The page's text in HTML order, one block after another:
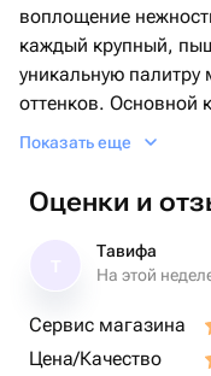
воплощение
каждый крупный,
уникальную
оттенков. Основной
кости деликатно
лепестков,
напоминающего
Эти розы, с их
сладковатым
безмятежность, что
для выражения
Показать еще
Оценки и
Тавифа
На этой
Сервис магазина
Цена/Качество